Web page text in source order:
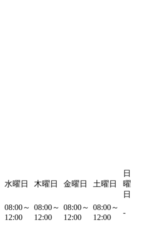
水曜日 木曜日 金曜日 土曜日
日
曜
日
08:00～
12:00
08:00～
12:00
08:00～
12:00
08:00～
12:00
-